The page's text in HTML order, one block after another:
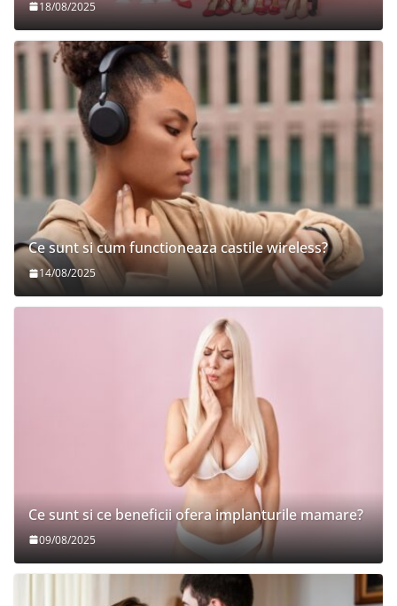
18/08/2025
Ce sunt si cum functioneaza castile wireless?
14/08/2025
Ce sunt si ce beneficii ofera implanturile mamare?
09/08/2025